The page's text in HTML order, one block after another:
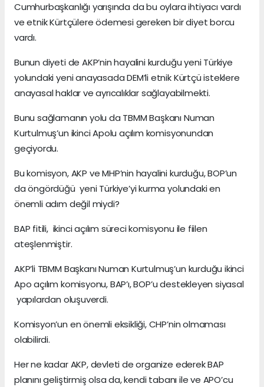
Cumhurbaşkanlığı yarışında da bu oylara ihtiyacı vardı
ve etnik Kürtçülere ödemesi gereken bir diyet borcu
vardı.
Bunun diyeti de AKP’nin hayalini kurduğu yeni Türkiye
yolundaki yeni anayasada DEM’li etnik Kürtçü isteklere
anayasal haklar ve ayrıcalıklar sağlayabilmekti.
Bunu sağlamanın yolu da TBMM Başkanı Numan
Kurtulmuş’un ikinci Apolu açılım komisyonundan
geçiyordu.
Bu komisyon, AKP ve MHP’nin hayalini kurduğu, BOP’un
da öngördüğü yeni Türkiye’yi kurma yolundaki en
önemli adım değil miydi?
BAP fitili, ikinci açılım süreci komisyonu ile fiilen
ateşlenmiştir.
AKP’li TBMM Başkanı Numan Kurtulmuş’un kurduğu ikinci
Apo açılım komisyonu, BAP’ı, BOP’u destekleyen siyasal
yapılardan oluşuverdi.
Komisyon’un en önemli eksikliği, CHP’nin olmaması
olabilirdi.
Her ne kadar AKP, devleti de organize ederek BAP
planını geliştirmiş olsa da, kendi tabanı ile ve APO’cu